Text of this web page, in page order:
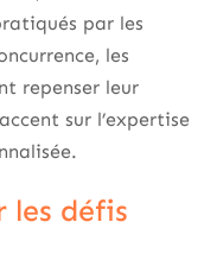
par les
les
repenser leur
sur l’expertise
les défis